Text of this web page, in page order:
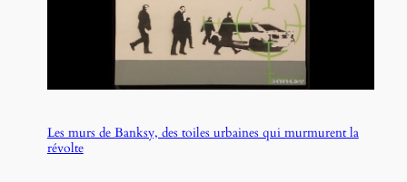
Les murs de Banksy, des toiles urbaines qui murmurent la
révolte